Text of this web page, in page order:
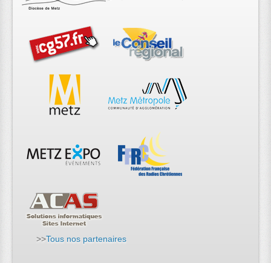
>>Tous nos partenaires